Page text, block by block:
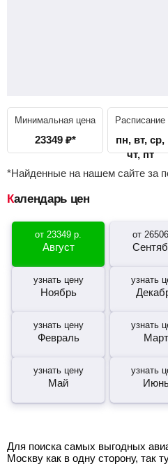
Минимальная цена
23349 ₽*
Расписание
пн, вт, ср,
чт, пт
*Найденные на нашем сайте за
Календарь цен
от23349 р.
Август
от26506
узнать цену
Ноябрь
узнать
узнать цену
Февраль
узнать
Март
узнать цену
Май
узнать
Для поиска самых выгодных
Москву как в одну сторону, так